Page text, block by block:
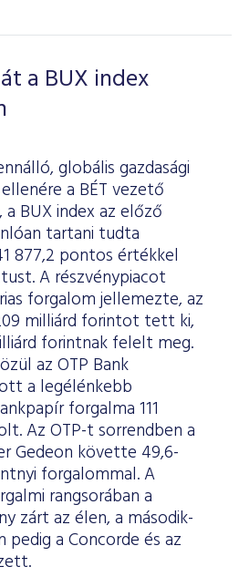
a BUX index
globális gazdasági
a BÉT vezető
a BUX index az előző
tartani tudta
877,2 pontos értékkel
A részvénypiacot
forgalom jellemezte, az
milliárd forintot tett ki,
forintnak felelt meg.
az OTP Bank
a legélénkebb
forgalma 111
Az OTP-t sorrendben a
Gedeon követte 49,6-
forgalommal. A
rangsorában a
zárt az élen, a második-
pedig a Concorde és az